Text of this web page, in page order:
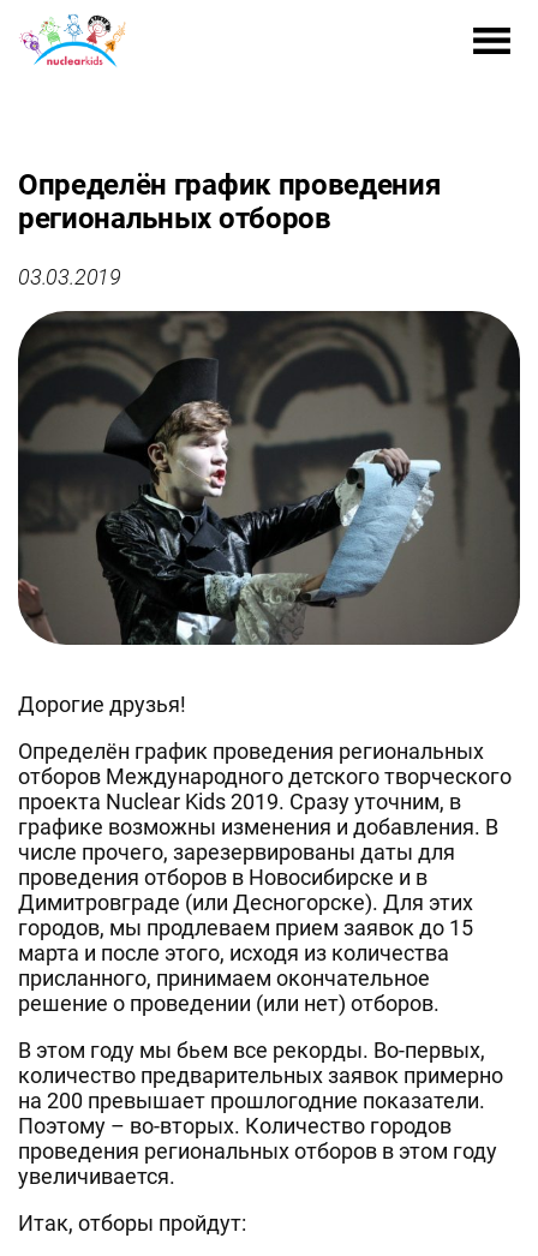
Определён график проведения
региональных отборов
03.03.2019
Дорогие друзья!
Определён график проведения региональных
отборов Международного детского творческого
проекта Nuclear Kids 2019. Сразу уточним, в
графике возможны изменения и добавления. В
числе прочего, зарезервированы даты для
проведения отборов в Новосибирске и в
Димитровграде (или Десногорске). Для этих
городов, мы продлеваем прием заявок до 15
марта и после этого, исходя из количества
присланного, принимаем окончательное
решение о проведении (или нет) отборов.
В этом году мы бьем все рекорды. Во-первых,
количество предварительных заявок примерно
на 200 превышает прошлогодние показатели.
Поэтому – во-вторых. Количество городов
проведения региональных отборов в этом году
увеличивается.
Итак, отборы пройдут: